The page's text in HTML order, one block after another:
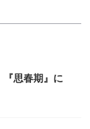
思春期』に